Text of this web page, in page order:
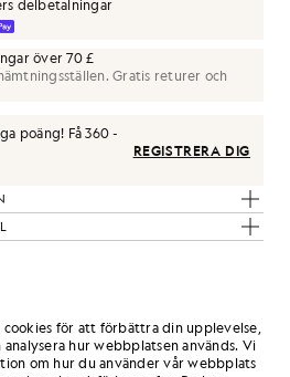
delbetalningar
över 70 £
Gratis returer och
poäng! Få360-
REGISTRERA DIG
look
med eleganta plagg som lyfter din
garderob.
cookies för att förbättra din upplevelse,
analysera hur webbplatsen används. Vi
om hur du använder vår webbplats